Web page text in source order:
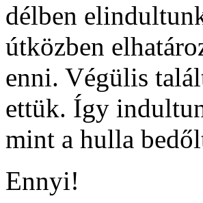
délben
útközben
enni. Végülis
ettük. Így
mint a hulla
Ennyi!